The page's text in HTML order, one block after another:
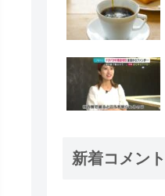
新着コメント